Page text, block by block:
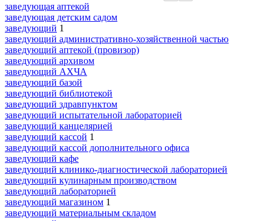
заведующая аптекой
заведующая детским садом
заведующий 1
заведующий административно-хозяйственной частью
заведующий аптекой (провизор)
заведующий архивом
заведующий АХЧА
заведующий базой
заведующий библиотекой
заведующий здравпунктом
заведующий испытательной лабораторией
заведующий канцелярией
заведующий кассой 1
заведующий кассой дополнительного офиса
заведующий кафе
заведующий клинико-диагностической лабораторией
заведующий кулинарным производством
заведующий лабораторией
заведующий магазином 1
заведующий материальным складом